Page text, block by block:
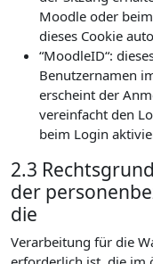
Moodle oder
dieses Cookie
“MoodleID“:
Benutzernamen
erscheint der
vereinfacht den
beim Login
2.3
der
die
Verarbeitung für die